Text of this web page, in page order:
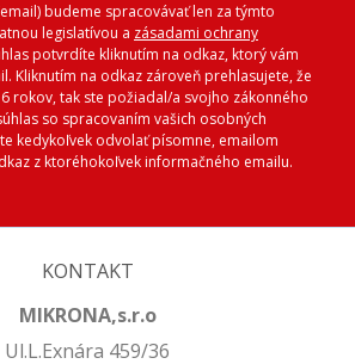
budeme spracovávať len za týmto
legislatívou a zásadami ochrany
potvrdíte kliknutím na odkaz, ktorý vám
Kliknutím na odkaz zároveň prehlasujete, že
rokov, tak ste požiadal/a svojho zákonného
so spracovaním vašich osobných
kedykoľvek odvolať písomne, emailom
z ktoréhokoľvek informačného emailu.
KONTAKT
MIKRONA,s.r.o
Ul.L.Exnára 459/36